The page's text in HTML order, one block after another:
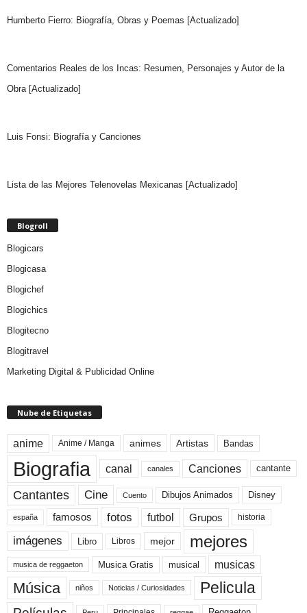
Humberto Fierro: Biografía, Obras y Poemas [Actualizado]
Comentarios Reales de los Incas: Resumen, Personajes y Autor de la
Obra [Actualizado]
Luis Fonsi: Biografía y Canciones
Lista de las Mejores Telenovelas Mexicanas [Actualizado]
Blogroll
Blogicars
Blogicasa
Blogichef
Blogichics
Blogitecno
Blogitravel
Marketing Digital & Publicidad Online
Nube de Etiquetas
anime Anime / Manga animes Artistas Bandas
Biografia canal canales Canciones cantante
Cantantes Cine Cuento Dibujos Animados Disney
españa famosos fotos futbol Grupos historia
imágenes Libro Libros mejor mejores
musica de reggaeton Musica Gratis musical musicas
Música niños Noticias / Curiosidades Pelicula